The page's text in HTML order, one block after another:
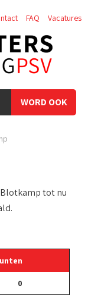
WORD OOK
FAQ Vacatures
Blotkamp tot nu
0